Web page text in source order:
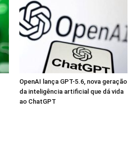
OpenAI lança GPT-5.6, nova geração
da inteligência artificial que dá vida
ao ChatGPT